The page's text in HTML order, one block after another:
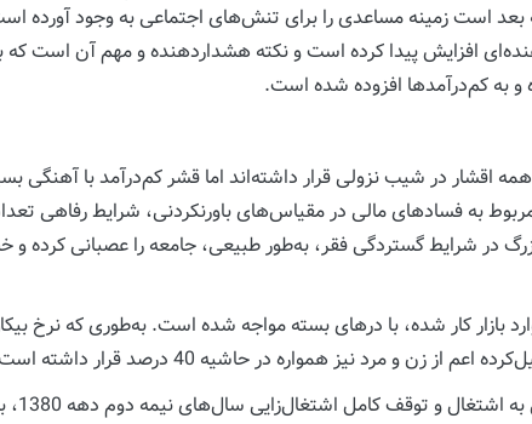
متوسط اتفاق افتاده است. این تغییر بزرگ که عمدتاً مربوط به سال‌های 1396 به بعد است زمینه مساعدی را برای تنش‌های
جامعه از سال 1396 به بعد به‌طور هشداردهنده‌ای افزایش پیدا کرده است و نکته هشداردهنده و
به کم‌درآمدها افزوده شده است.
اقشار در شیب نزولی قرار داشته‌اند اما قشر کم‌درآمد با آهنگی
به فسادهای مالی در مقیاس‌های باورنکردنی، شرایط رفاهی
در شرایط گستردگی فقر، به‌طور طبیعی، جامعه را عصبانی کرده و
بازار کار شده، با درهای بسته مواجه شده است. به‌طوری که نرخ
اوج